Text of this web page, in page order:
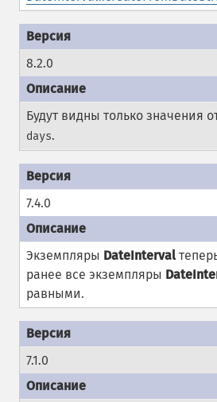
8.2.0
Будут видны только значения
days.
7.4.0
Экземпляры DateInterval
ранее все экземпляры
равными.
7.1.0